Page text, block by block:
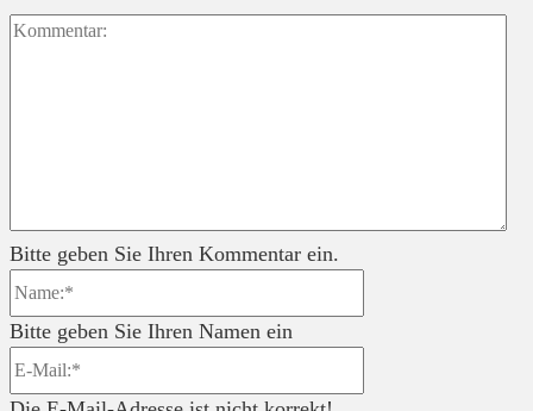
Bitte geben Sie Ihren Kommentar ein.
Bitte geben Sie Ihren Namen ein
Mail:*